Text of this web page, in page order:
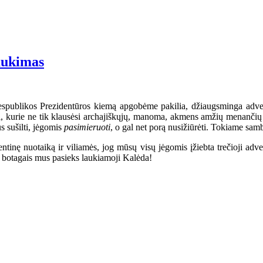
Prezidentūros kiemą apgobėme pakilia, džiaugsminga
ne tik klausėsi archajiškųjų, manoma, akmens amžių
sušilti, jėgomis pasimieruoti, o gal net porą nusižiūrėti. Tokiame
nuotaiką ir viliamės, jog mūsų visų jėgomis įžiebta trečioji
mus pasieks laukiamoji Kalėda!